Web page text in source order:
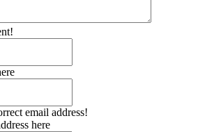
email address!
here